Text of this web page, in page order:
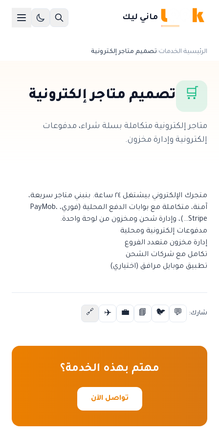
ماني ليك
الرئيسية‹الخدمات‹تصميم متاجر إلكترونية
🛒 تصميم متاجر إلكترونية
متاجر إلكترونية متكاملة بسلة شراء، مدفوعات
إلكترونية وإدارة مخزون.
متجرك الإلكتروني بيشتغل ٢٤ ساعة. بنبني متاجر سريعة،
آمنة، متكاملة مع بوابات الدفع المحلية (فوري، PayMob،
Stripe…)، وإدارة شحن ومخزون من لوحة واحدة.
مدفوعات إلكترونية ومحلية
إدارة مخزون متعدد الفروع
تكامل مع شركات الشحن
تطبيق موبايل مرافق (اختياري)
شارك: 💬
🐦
📘
💼
✈️
🔗
مهتم بهذه الخدمة؟
تواصل الآن